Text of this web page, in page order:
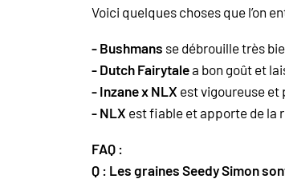
Voici quelques choses que l’on
- Bushmans se débrouille très
- Dutch Fairytalea bon goût et
- Inzane x NLX est vigoureuse et
- NLX est fiable et apporte de la
FAQ :
Q : Les graines Seedy Simon